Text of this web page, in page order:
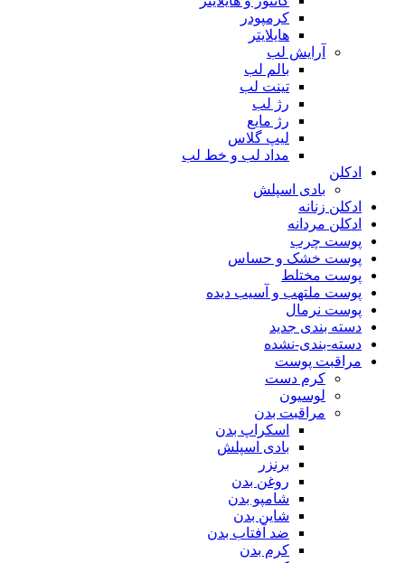
کرمپودر
هایلایتر
آرایش لب
بالم لب
تینت لب
رژ لب
رژ مایع
لیپ گلاس
مداد لب و خط لب
ادکلن
بادی اسپلش
ادکلن زنانه
ادکلن مردانه
پوست چرب
پوست خشک و حساس
پوست مختلط
پوست ملتهب و آسیب دیده
پوست نرمال
دسته بندی جدید
دسته-بندی-نشده
مراقبت پوست
کرم دست
لوسیون
مراقبت بدن
اسکراپ بدن
بادی اسپلش
برنزر
روغن بدن
شامپو بدن
شاین بدن
ضد آفتاب بدن
کرم بدن